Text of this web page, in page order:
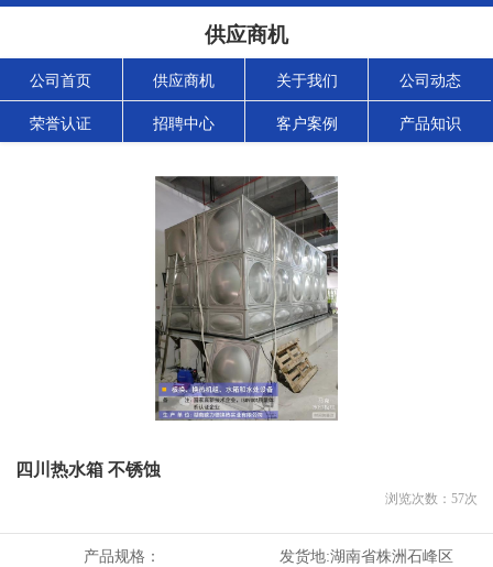
供应商机
公司首页 供应商机 关于我们 公司动态
荣誉认证 招聘中心 客户案例 产品知识
四川热水箱 不锈蚀
浏览次数： 57次
产品规格： 发货地:湖南省株洲石峰区